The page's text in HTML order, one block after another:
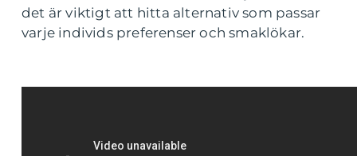
det är viktigt att hitta alternativ som passar
varje individs preferenser och smaklökar.